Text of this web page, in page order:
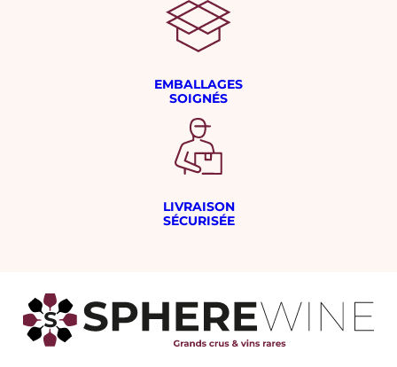
EMBALLAGES
SOIGNÉS
LIVRAISON
SÉCURISÉE